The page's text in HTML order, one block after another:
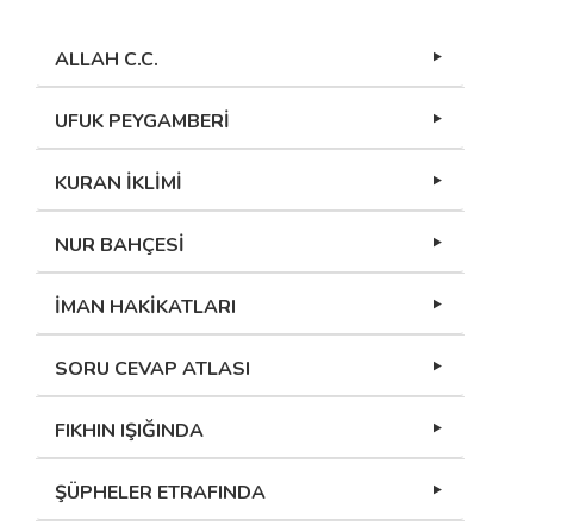
ALLAH C.C.
UFUK PEYGAMBERİ
KURAN İKLİMİ
NUR BAHÇESİ
İMAN HAKİKATLARI
SORU CEVAP ATLASI
FIKHIN IŞIĞINDA
ŞÜPHELER ETRAFINDA